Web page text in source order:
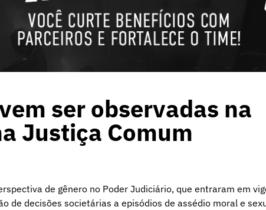
ser observadas na
Justiça Comum
de gênero no Poder Judiciário, que entraram em
de decisões societárias a episódios de assédio moral e